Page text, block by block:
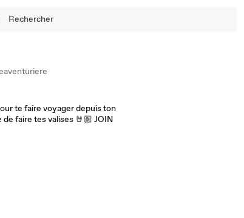
Rechercher
te faire voyager depuis ton
de faire tes valises 🤘🏼 JOIN